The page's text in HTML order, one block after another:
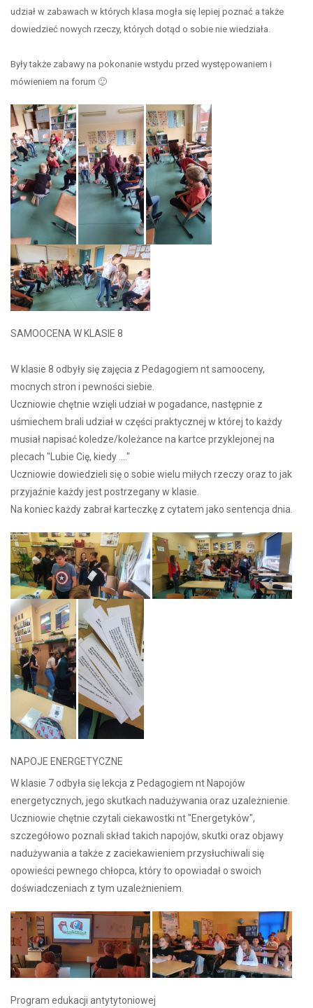
udział w zabawach w których klasa mogła się lepiej poznać a także
dowiedzieć nowych rzeczy, których dotąd o sobie nie wiedziała.
Były także zabawy na pokonanie wstydu przed występowaniem i
mówieniem na forum 🙂
SAMOOCENA W KLASIE 8
W klasie 8 odbyły się zajęcia z Pedagogiem nt samooceny,
mocnych stron i pewności siebie.
Uczniowie chętnie wzięli udział w pogadance, następnie z
uśmiechem brali udział w części praktycznej w której to każdy
musiał napisać koledze/koleżance na kartce przyklejonej na
plecach "Lubie Cię, kiedy ...."
Uczniowie dowiedzieli się o sobie wielu miłych rzeczy oraz to jak
przyjaźnie każdy jest postrzegany w klasie.
Na koniec każdy zabrał karteczkę z cytatem jako sentencja dnia.
NAPOJE ENERGETYCZNE
W klasie 7 odbyła się lekcja z Pedagogiem nt Napojów
energetycznych, jego skutkach nadużywania oraz uzależnienie.
Uczniowie chętnie czytali ciekawostki nt "Energetyków",
szczegółowo poznali skład takich napojów, skutki oraz objawy
nadużywania a także z zaciekawieniem przysłuchiwali się
opowieści pewnego chłopca, który to opowiadał o swoich
doświadczeniach z tym uzależnieniem.
Program edukacji antytytoniowej